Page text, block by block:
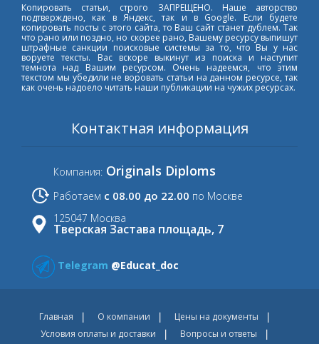
Копировать статьи, строго ЗАПРЕЩЕНО. Наше авторство
подтверждено, как в Яндекс, так и в Google. Если будете
копировать посты с этого сайта, то Ваш сайт станет дублем. Так
что рано или поздно, но скорее рано, Вашему ресурсу выпишут
штрафные санкции поисковые системы за то, что Вы у нас
воруете тексты. Вас вскоре выкинут из поиска и наступит
темнота над Вашим ресурсом. Очень надеемся, что этим
текстом мы убедили не воровать статьи на данном ресурсе, так
как очень надоело читать наши публикации на чужих ресурсах.
Контактная информация
Компания: Originals Diploms
Работаем с 08.00 до 22.00 по Москве
125047 Москва
Тверская Застава площадь, 7
Telegram @Educat_doc
Главная О компании
Цены на документы
Условия оплаты и доставки
Вопросы и ответы